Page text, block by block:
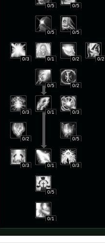
0/5 0/5
0/5 0/5
0/3 0/1 0/2 0/2
0/5 0/2
0/3 0/1 0/3
0/2 0/5
0/3 0/1 0/3
0/5
0/1